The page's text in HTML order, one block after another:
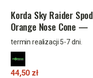
Korda Sky Raider Spod
Orange Nose Cone —
dalekozasięgowa
rakieta zanętowa do
spoda
termin realizacji 5-7 dni.
44,50 zł